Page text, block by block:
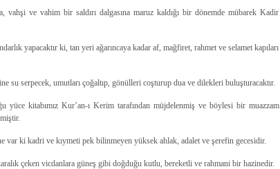
vahşi ve vahim bir saldırı dalgasına maruz kaldığı bir dönemde mübarek Kadir
yapacaktır ki, tan yeri ağarıncaya kadar af, mağfiret, rahmet ve selamet kapıları
su serpecek, umutları çoğaltıp, gönülleri coşturup dua ve dilekleri buluşturacaktır.
yüce kitabımız Kur’an-ı Kerim tarafından müjdelenmiş ve böylesi bir muazzam
var ki kadri ve kıymeti pek bilinmeyen yüksek ahlak, adalet ve şerefin gecesidir.
çeken vicdanlara güneş gibi doğduğu kutlu, bereketli ve rahmani bir hazinedir.